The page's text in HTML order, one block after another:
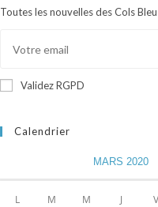
Toutes les nouvelles des Cols
Validez RGPD
Calendrier
MARS 2020
L M M J V